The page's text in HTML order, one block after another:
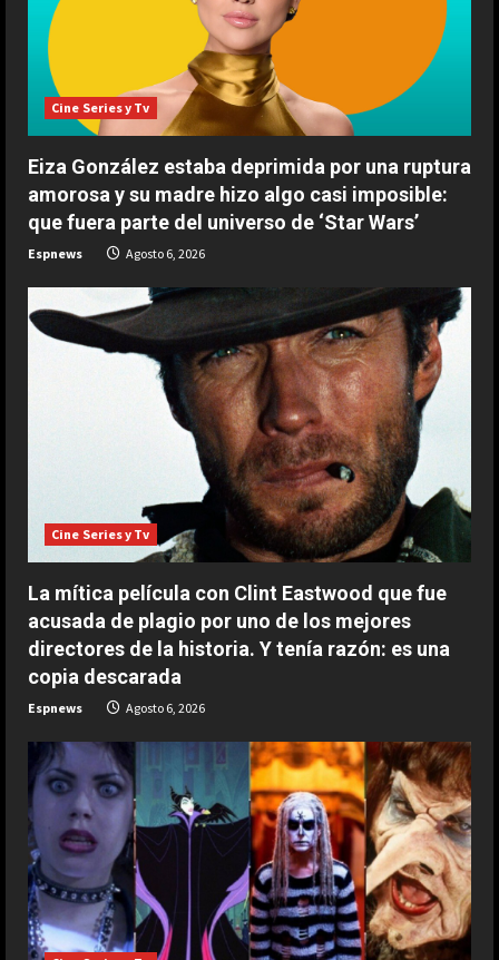
n
g
Cine Series y Tv
Eiza González estaba deprimida por una ruptura
amorosa y su madre hizo algo casi imposible:
que fuera parte del universo de ‘Star Wars’
Espnews Agosto 6, 2026
Cine Series y Tv
La mítica película con Clint Eastwood que fue
acusada de plagio por uno de los mejores
directores de la historia. Y tenía razón: es una
copia descarada
Espnews Agosto 6, 2026
2
ESPAÑA
Fin al culebrón Vinicius: el brasileño
renueva con el Real Madrid hasta
2032
ESPAÑA
Carmen Morodo considera la final
del Mundial 2030 “un tema de
tiene la obligación de negociar”
Agosto 7, 2026
4
ESPAÑA
Oficial: Yan Diomande, nuevo
jugador del Real Madrid
Agosto 7, 2026
ESPAÑA